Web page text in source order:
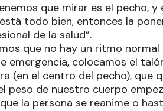
que mirar es el pecho, y
todo bien, entonces la
de la salud”.
que no hay un ritmo
emergencia, colocamos el
(en el centro del pecho), que
de nuestro cuerpo
la persona se reanime o